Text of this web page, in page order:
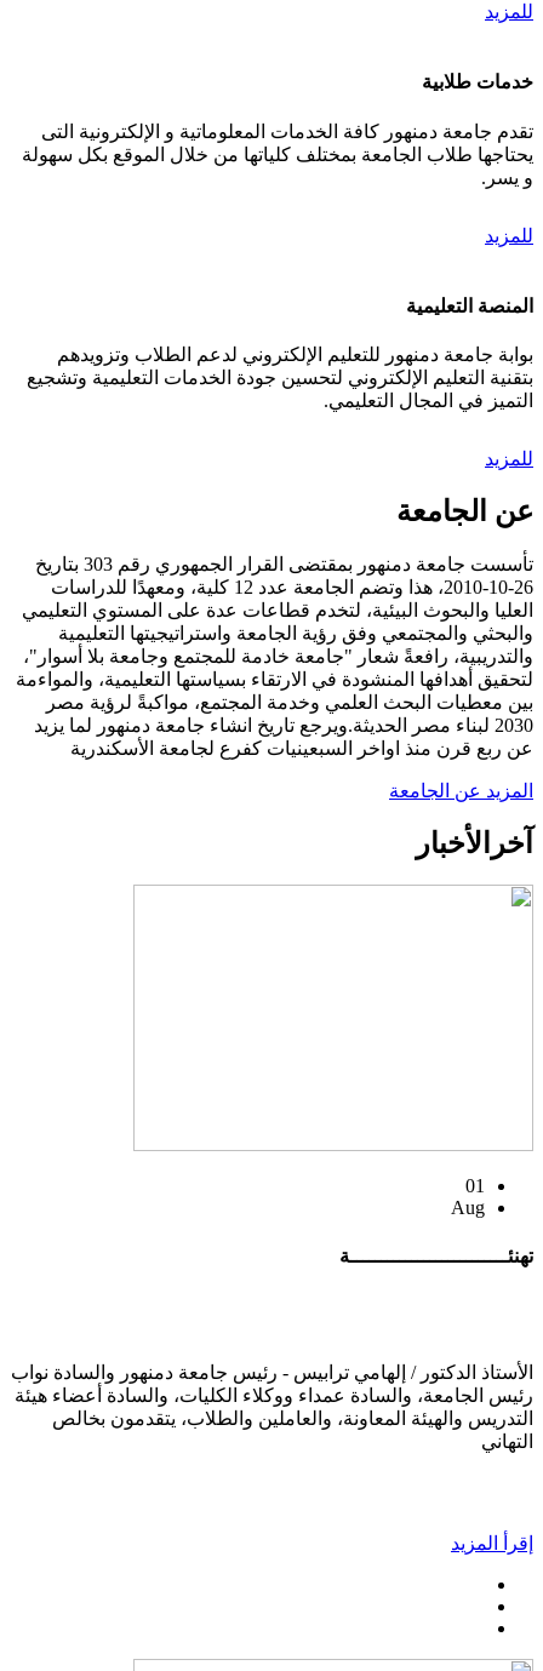
للمزيد
خدمات طلابية
تقدم جامعة دمنهور كافة الخدمات المعلوماتية و الإلكترونية التى
يحتاجها طلاب الجامعة بمختلف كلياتها من خلال الموقع بكل سهولة
و يسر.
للمزيد
المنصة التعليمية
بوابة جامعة دمنهور للتعليم الإلكتروني لدعم الطلاب وتزويدهم
بتقنية التعليم الإلكتروني لتحسين جودة الخدمات التعليمية وتشجيع
التميز في المجال التعليمي.
للمزيد
عن الجامعة
تأسست جامعة دمنهور بمقتضى القرار الجمهوري رقم 303 بتاريخ
26-10-2010، هذا وتضم الجامعة عدد 12 كلية، ومعهدًا للدراسات
العليا والبحوث البيئية، لتخدم قطاعات عدة على المستوي التعليمي
والبحثي والمجتمعي وفق رؤية الجامعة واستراتيجيتها التعليمية
والتدريبية، رافعةً شعار "جامعة خادمة للمجتمع وجامعة بلا أسوار"،
لتحقيق أهدافها المنشودة في الارتقاء بسياستها التعليمية، والمواءمة
بين معطيات البحث العلمي وخدمة المجتمع، مواكبةً لرؤية مصر
2030 لبناء مصر الحديثة.ويرجع تاريخ انشاء جامعة دمنهور لما يزيد
عن ربع قرن منذ اواخر السبعينيات كفرع لجامعة الأسكندرية
المزيد عن الجامعة
آخر الأخبار
01
Aug
تهنئــــــــــــــــــــــــــة
الأستاذ الدكتور / إلهامي ترابيس - رئيس جامعة دمنهور والسادة نواب
رئيس الجامعة، والسادة عمداء ووكلاء الكليات، والسادة أعضاء هيئة
التدريس والهيئة المعاونة، والعاملين والطلاب، يتقدمون بخالص
التهاني
إقرأ المزيد